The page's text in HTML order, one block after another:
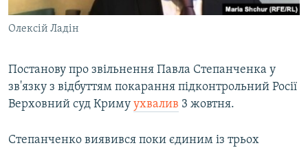
Олексій Ладін
Постанову про звільнення Павла Степанченка у
зв'язку з відбуттям покарання підконтрольний Росії
Верховний суд Криму ухвалив 3 жовтня.
Степанченко виявився поки єдиним із трьох